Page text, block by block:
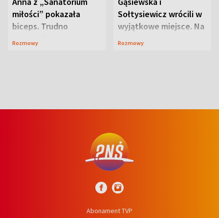
miłości” pokazała
biceps. Trudno
uwierzyć, co przeszła
Rozmowy
Sołtysiewicz wrócili w
wyjątkowe miejsce. Na
szlaku czekał
Rozmowy
Abonament TVP